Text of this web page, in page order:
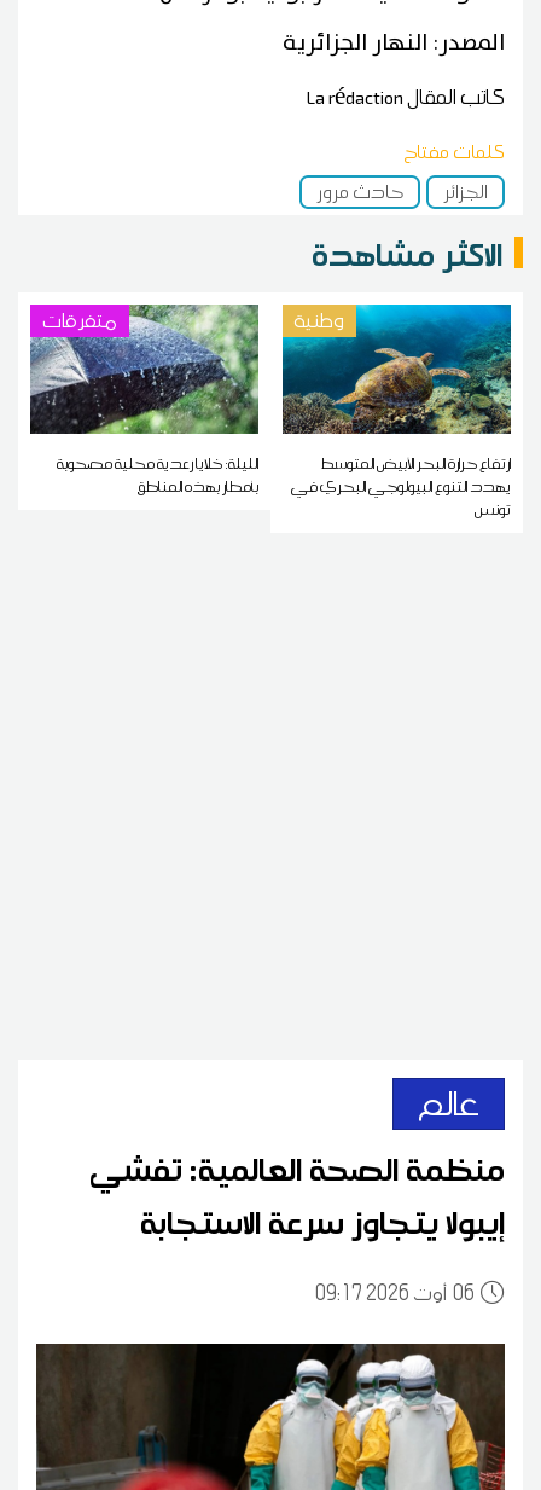
المصدر: النهار الجزائرية
كاتب المقالLa rédaction
كلمات مفتاح
الجزائر
حادث مرور
الاكثر مشاهدة
وطنية
ارتفاع حرارة البحر الأبيض المتوسط
يهدد التنوع البيولوجي البحري في
تونس
متفرقات
الليلة: خلايا رعدية محلية مصحوبة
بأمطار بهذه المناطق
عالم
منظمة الصحة العالمية: تفشي
إيبولا يتجاوز سرعة الاستجابة
0609:17 2026 أوت